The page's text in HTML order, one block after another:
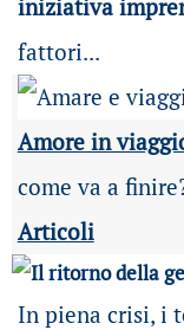
iniziativa
fattori...
Amore in
come va a
Articoli
In piena crisi, i